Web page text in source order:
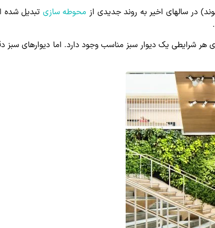
در سالهای اخیر به روند جدیدی از محوطه سازی تبدیل شده
هر شرایطی یک دیوار سبز مناسب وجود دارد. اما دیوارهای